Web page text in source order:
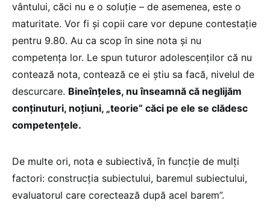
vântului, căci nu e o soluție – de asemenea, este o
maturitate. Vor fi și copii care vor depune contestație
pentru 9.80. Au ca scop în sine nota și nu
competența lor. Le spun tuturor adolescenților că nu
contează nota, contează ce ei știu sa facă, nivelul de
descurcare. Bineînțeles, nu înseamnă că neglijăm
conținuturi, noțiuni, „teorie” căci pe ele se clădesc
competențele.
De multe ori, nota e subiectivă, în funcție de mulți
factori: construcția subiectului, baremul subiectului,
evaluatorul care corectează după acel barem”.